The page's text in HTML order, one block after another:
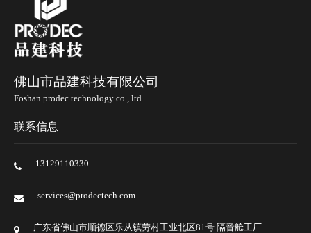
佛山市品建科技有限公司
Foshan prodec technology co., ltd
联系信息
13129110330
services@prodectech.com
广东省佛山市顺德区乐从镇劳村工业北区81号 隔音舱工厂